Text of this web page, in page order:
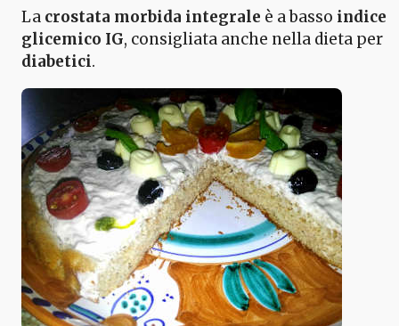
La crostata morbida integrale è a basso indice
glicemico IG, consigliata anche nella dieta per
diabetici.